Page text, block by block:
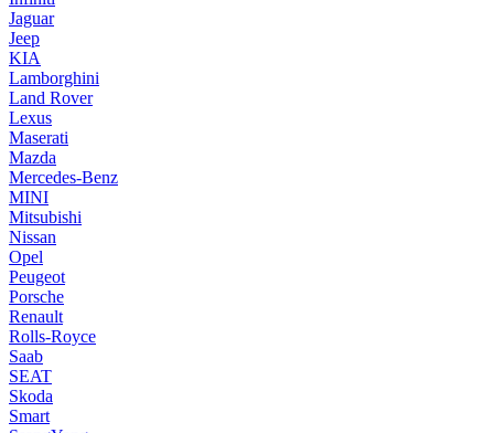
Jaguar
Jeep
KIA
Lamborghini
Land Rover
Lexus
Maserati
Mazda
Mercedes-Benz
MINI
Mitsubishi
Nissan
Opel
Peugeot
Porsche
Renault
Rolls-Royce
Saab
SEAT
Skoda
Smart